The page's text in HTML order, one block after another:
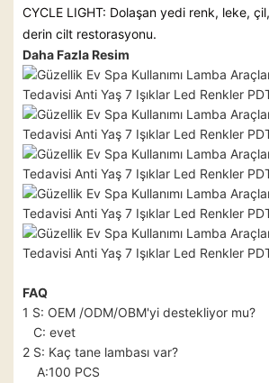
CYCLE LIGHT: Dolaşan yedi renk, leke,
derin cilt restorasyonu.
Daha Fazla Resim
FAQ
1 S: OEM /ODM/OBM'yi destekliyor mu?
C: evet
2 S: Kaç tane lambası var?
A:100 PCS